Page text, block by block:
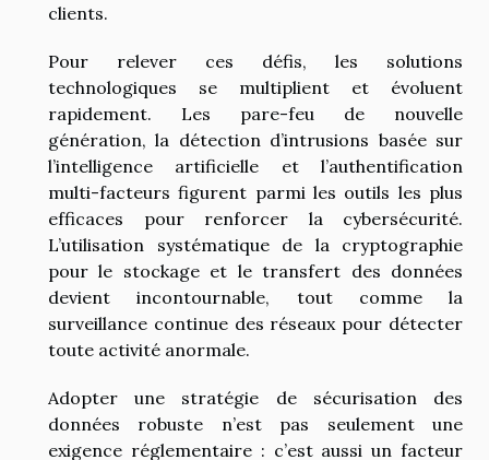
clients.
Pour relever ces défis, les solutions
technologiques se multiplient et évoluent
rapidement. Les pare-feu de nouvelle
génération, la détection d’intrusions basée sur
l’intelligence artificielle et l’authentification
multi-facteurs figurent parmi les outils les plus
efficaces pour renforcer la cybersécurité.
L’utilisation systématique de la cryptographie
pour le stockage et le transfert des données
devient incontournable, tout comme la
surveillance continue des réseaux pour détecter
toute activité anormale.
Adopter une stratégie de sécurisation des
données robuste n’est pas seulement une
exigence réglementaire : c’est aussi un facteur